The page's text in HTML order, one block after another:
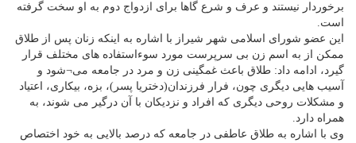
برخوردار نیستند و عرف و شرع گاها برای ازدواج دوم به او سخت گرفته
است.
این عضو شورای اسلامی شهر شیراز با اشاره به اینکه زنان پس از طلاق
ممکن از به اسم زن بی سرپرست مورد سوءاستفاده های مختلف قرار
گیرد، ادامه داد: طلاق باعث غمگینی زن و مرد در جامعه می¬شود و
آسیب هایی دیگری چون، فرار فرزندان(دختریا پسر)، بزه، بیکاری، اعتیاد
و مشکلات روحی دیگری که افراد و نزدیکان با آن درگیر می شوند، به
همراه دارد.
وی با اشاره به طلاق عاطفی در جامعه که درصد بالایی به خود اختصاص